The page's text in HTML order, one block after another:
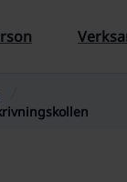
innehåll